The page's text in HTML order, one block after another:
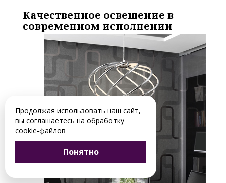
Качественное освещение в
современном исполнении
Продолжая использовать наш сайт,
вы соглашаетесь на обработку
cookie-файлов
Понятно